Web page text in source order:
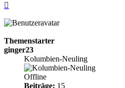
Themenstarter
ginger23
Kolumbien-Neuling
Offline
Beiträge: 15